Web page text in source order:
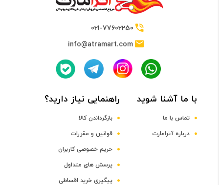
DDR4
021-77602250
info@atramart.com
با ما آشنا شوید
تماس با ما
درباره آترامارت
راهنمایی نیاز دارید؟
بازگرداندن کالا
قوانین و مقررات
حریم خصوصی کاربران
پرسش های متداول
پیگیری خرید اقساطی